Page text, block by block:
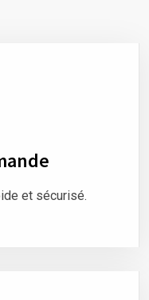
et sécurisé.